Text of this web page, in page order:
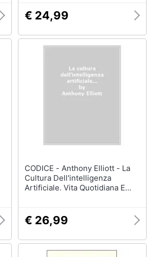
€ 24,99
CODICE - Anthony Elliott - La
Cultura Dell'intelligenza
Artificiale. Vita Quotidiana E
€ 26,99